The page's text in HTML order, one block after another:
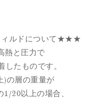
ルドについて★★★
熱と圧力で
したものです。
)の層の重量が
20以上の場合、